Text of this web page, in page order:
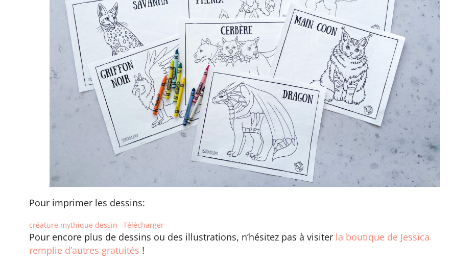
Pour imprimer les dessins:
créature mythique dessin Télécharger
Pour encore plus de dessins ou des illustrations, n’hésitez pas à visiter la boutique de Jessica
remplie d’autres gratuités !